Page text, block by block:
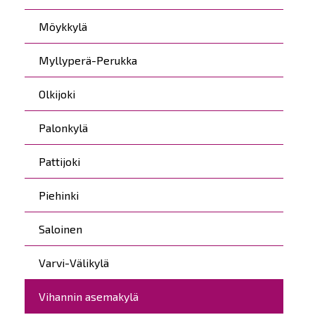
Möykkylä
Myllyperä-Perukka
Olkijoki
Palonkylä
Pattijoki
Piehinki
Saloinen
Varvi-Välikylä
Vihannin asemakylä